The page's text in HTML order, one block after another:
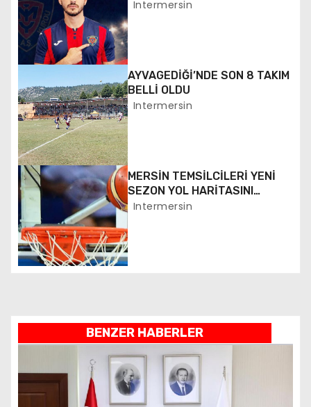
e
z
i
n
m
e
s
i
ANLAŞTI
Intermersin
AYVAGEDİĞİ’NDE SON 8 TAKIM
BELLİ OLDU
Intermersin
MERSİN TEMSİLCİLERİ YENİ
SEZON YOL HARİTASINI
BEKLİYOR
Intermersin
BENZER HABERLER